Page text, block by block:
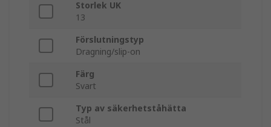
Storlek UK
13
Förslutningstyp
Dragning/slip-on
Färg
Svart
Typ av säkerhetståhätta
Stål